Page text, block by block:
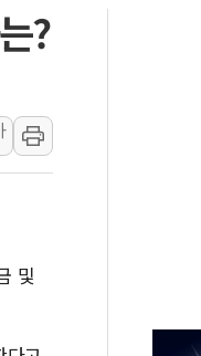
'올스톱'… 美 해상봉쇄 영향
나" 촉각
반도체주 '활짝'
후퇴…나스닥 선물 1%대 상승
리 인상 기대 후퇴
춰
'시끌'
권 집중 완화 전환점"
?
및